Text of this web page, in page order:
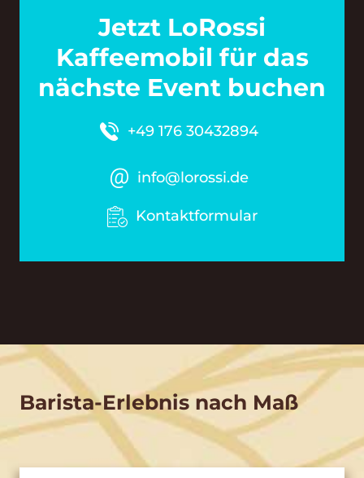
Jetzt LoRossi
Kaffeemobil für das
nächste Event buchen
+49 176 30432894
info@lorossi.de
Kontaktformular
Barista-Erlebnis nach Maß